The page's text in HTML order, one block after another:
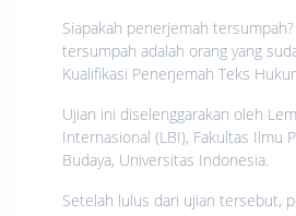
Siapakah penerjemah
tersumpah adalah orang yang
Kualifikasi Penerjemah Teks
Ujian ini diselenggarakan oleh
Internasional (LBI), Fakultas Ilmu
Budaya, Universitas Indonesia.
Setelah lulus dari ujian tersebut,